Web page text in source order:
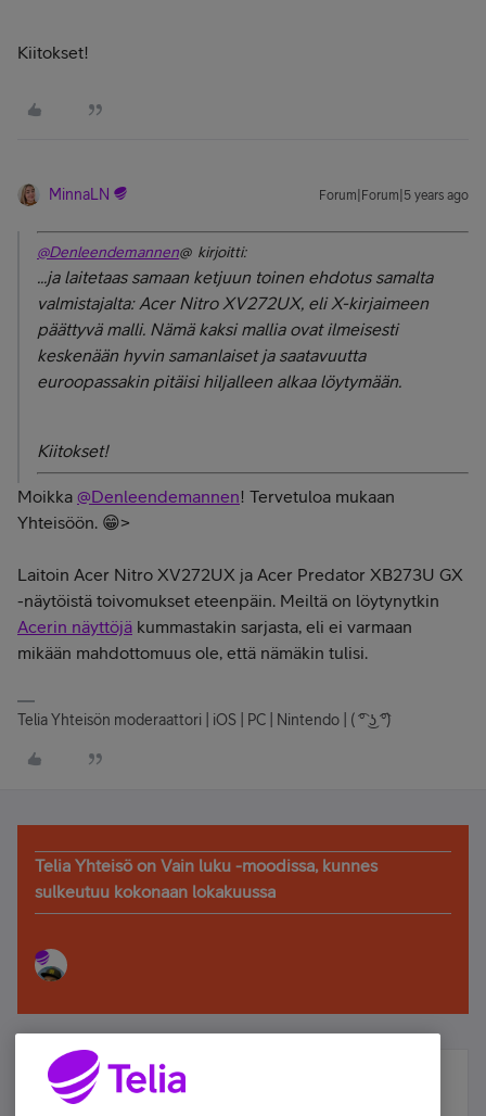
Kiitokset!
MinnaLN Forum|Forum|5 years ago
@Denleendemannen@ kirjoitti:
...ja laitetaas samaan ketjuun toinen ehdotus samalta
valmistajalta: Acer Nitro XV272UX, eli X-kirjaimeen
päättyvä malli. Nämä kaksi mallia ovat ilmeisesti
keskenään hyvin samanlaiset ja saatavuutta
euroopassakin pitäisi hiljalleen alkaa löytymään.
Kiitokset!
Moikka @Denleendemannen! Tervetuloa mukaan
Yhteisöön. 😁>
Laitoin Acer Nitro XV272UX ja Acer Predator XB273U GX
-näytöistä toivomukset eteenpäin. Meiltä on löytynytkin
Acerin näyttöjä kummastakin sarjasta, eli ei varmaan
mikään mahdottomuus ole, että nämäkin tulisi.
Telia Yhteisön moderaattori | iOS | PC | Nintendo | ( ͡° ͜ʖ ͡°)
Telia Yhteisö on Vain luku -moodissa, kunnes
sulkeutuu kokonaan lokakuussa
Älä jää paitsi – osallistu ja voita!